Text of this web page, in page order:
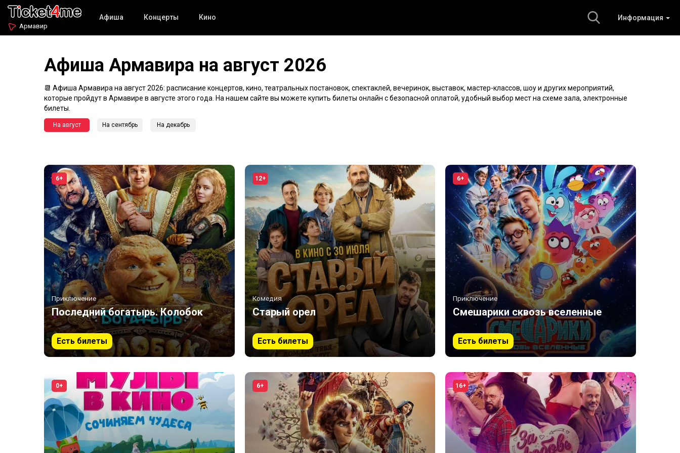
Армавир
Информация
Афиша Концерты Кино
Афиша Армавира на август 2026
📆 Афиша Армавира на август 2026: расписание концертов, кино, театральных постановок, спектаклей, вечеринок, выставок, мастер-классов, шоу и других мероприятий,
которые пройдут в Армавире в августе этого года. На нашем сайте вы можете купить билеты онлайн с безопасной оплатой, удобный выбор мест на схеме зала, электронные
билеты.
На август На сентябрь На декабрь
6+
Приключение
Последний богатырь. Колобок
Есть билеты
12+
Комедия
Старый орел
Есть билеты
6+
Приключение
Смешарики сквозь вселенные
Есть билеты
0+ 6+ 16+